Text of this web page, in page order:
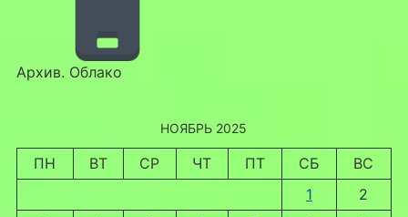
Архив. Облако
НОЯБРЬ 2025
ПН ВТ СР ЧТ ПТ СБ
ВС
1
2